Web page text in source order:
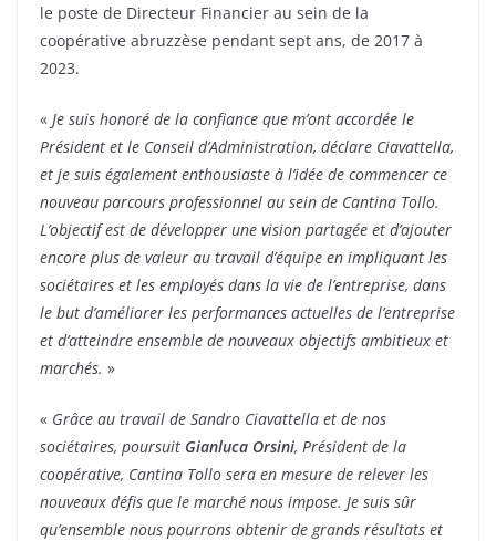
le poste de Directeur Financier au sein de la
coopérative abruzzèse pendant sept ans, de 2017 à
2023.
« Je suis honoré de la confiance que m’ont accordée le
Président et le Conseil d’Administration, déclare Ciavattella,
et je suis également enthousiaste à l’idée de commencer ce
nouveau parcours professionnel au sein de Cantina Tollo.
L’objectif est de développer une vision partagée et d’ajouter
encore plus de valeur au travail d’équipe en impliquant les
sociétaires et les employés dans la vie de l’entreprise, dans
le but d’améliorer les performances actuelles de l’entreprise
et d’atteindre ensemble de nouveaux objectifs ambitieux et
marchés. »
« Grâce au travail de Sandro Ciavattella et de nos
sociétaires, poursuit Gianluca Orsini, Président de la
coopérative, Cantina Tollo sera en mesure de relever les
nouveaux défis que le marché nous impose. Je suis sûr
qu’ensemble nous pourrons obtenir de grands résultats et